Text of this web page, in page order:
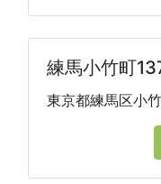
練馬小竹町
東京都練馬区小